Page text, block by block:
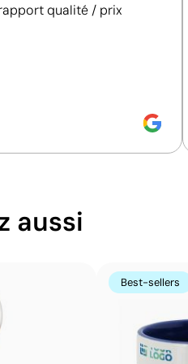
qualité / prix
aussi
Best-sellers